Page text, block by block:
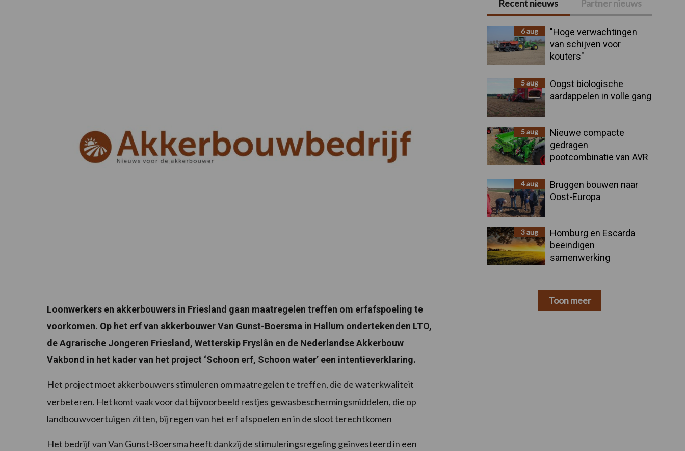
Loonwerkers en akkerbouwers in Friesland gaan maatregelen treffen om erfafspoeling te
voorkomen. Op het erf van akkerbouwer Van Gunst-Boersma in Hallum ondertekenden LTO,
de Agrarische Jongeren Friesland, Wetterskip Fryslân en de Nederlandse Akkerbouw
Vakbond in het kader van het project ‘Schoon erf, Schoon water’ een intentieverklaring.
Het project moet akkerbouwers stimuleren om maatregelen te treffen, die de waterkwaliteit
verbeteren. Het komt vaak voor dat bijvoorbeeld restjes gewasbeschermingsmiddelen, die op
landbouwvoertuigen zitten, bij regen van het erf afspoelen en in de sloot terechtkomen
Het bedrijf van Van Gunst-Boersma heeft dankzij de stimuleringsregeling geïnvesteerd in een
Primaire
Sidebar
Recent nieuws Partner nieuws
6 aug
"Hoge verwachtingen
van schijven voor
kouters"
5 aug
Oogst biologische
aardappelen in volle gang
5 aug
Nieuwe compacte
gedragen
pootcombinatie van AVR
4 aug
Bruggen bouwen naar
Oost-Europa
3 aug
Homburg en Escarda
beëindigen
samenwerking
Toon meer